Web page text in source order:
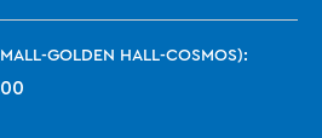
GOLDEN HALL-COSMOS):